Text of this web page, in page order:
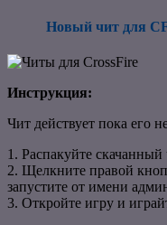
Новый чит для
Инструкция:
Чит действует пока его
1. Распакуйте скачанный
2. Щелкните правой
запустите от имени
3. Откройте игру и